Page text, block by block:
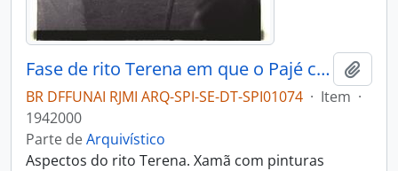
Fase de rito Terena em que o Pajé canta e invoca os espíritos
BR DFFUNAI RJMI ARQ-SPI-SE-DT-SPI01074 · Item ·
1942000
Parte deArquivístico
Aspectos do rito Terena. Xamã com pinturas